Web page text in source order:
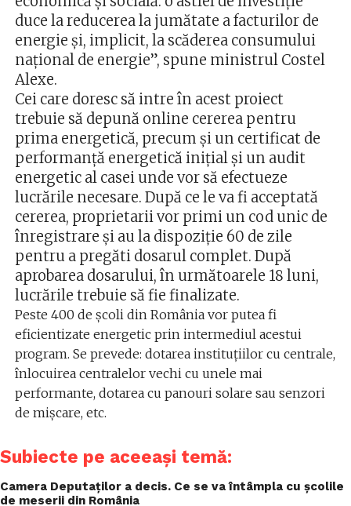
duce la reducerea la jumătate a facturilor de
energie şi, implicit, la scăderea consumului
naţional de energie”, spune ministrul Costel
Alexe.
Cei care doresc să intre în acest proiect
trebuie să depună online cererea pentru
prima energetică, precum și un certificat de
performanţă energetică iniţial şi un audit
energetic al casei unde vor să efectueze
lucrările necesare. După ce le va fi acceptată
cererea, proprietarii vor primi un cod unic de
înregistrare și au la dispoziție 60 de zile
pentru a pregăti dosarul complet. După
aprobarea dosarului, în următoarele 18 luni,
lucrările trebuie să fie finalizate.
Peste 400 de şcoli din România vor putea fi
eficientizate energetic prin intermediul acestui
program. Se prevede: dotarea instituțiilor cu centrale,
înlocuirea centralelor vechi cu unele mai
performante, dotarea cu panouri solare sau senzori
de mișcare, etc.
Subiecte pe aceeași temă:
Camera Deputaților a decis. Ce se va întâmpla cu școlile
de meserii din România